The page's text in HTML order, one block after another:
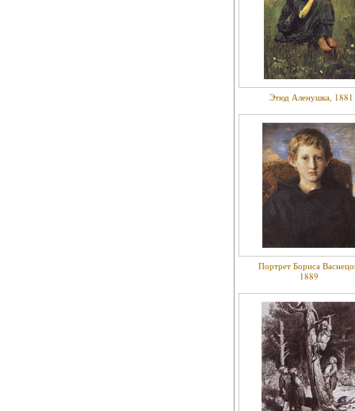
Этюд Аленушка, 1881
Портрет Бориса
1889